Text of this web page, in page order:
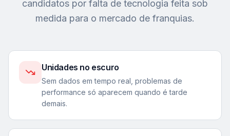
candidatos por falta de tecnologia feita sob
medida para o mercado de franquias.
Unidades no escuro
Sem dados em tempo real, problemas de
performance só aparecem quando é tarde
demais.